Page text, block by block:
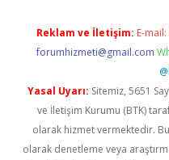
Reklam ve İletişim: E-mail:
forumhizmeti@gmail.com
Yasal Uyarı: Sitemiz, 5651
ve İletişim Kurumu (BTK)
olarak hizmet vermektedir.
olarak denetleme veya